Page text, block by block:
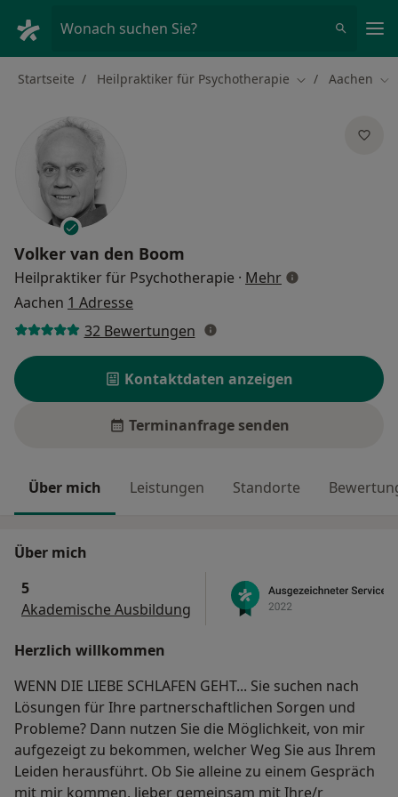
Wonach suchen Sie?
Startseite Heilpraktiker für Psychotherapie Stadt ändern
Aachen
Volker van den Boom
Heilpraktiker für Psychotherapie · Mehrüber
Aachen 1 Adresse
32 Bewertungen
Kontaktdaten anzeigen
Terminanfrage senden
Über mich Leistungen Standorte
Über mich
5
Akademische Ausbildung
Herzlich willkommen
WENN DIE LIEBE SCHLAFEN GEHT... Sie suchen nach
Lösungen für Ihre partnerschaftlichen Sorgen und
Probleme? Dann nutzen Sie die Möglichkeit, von mir
aufgezeigt zu bekommen, welcher Weg Sie aus Ihrem
Leiden herausführt. Ob Sie alleine zu einem Gespräch
mit mir kommen, lieber gemeinsam mit Ihre/r